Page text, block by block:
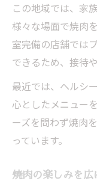
案内
シーンに合わ
焼肉と焼
女子会
焼肉の
ツ
焼肉体験
女子会や宴
この地域では、家
様々な場面で焼肉
室完備の店舗では
できるため、接待
最近では、ヘルシ
心としたメニュー
ーズを問わず焼肉
っています。
焼肉の楽しみを